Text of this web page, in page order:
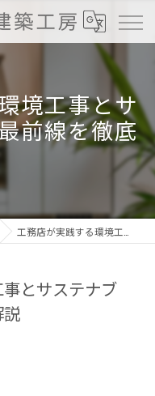
境工事とサ
前線を徹底
工務店が実践する環境工事とサステナブル建築の最前線を徹底解説
とサステナブ